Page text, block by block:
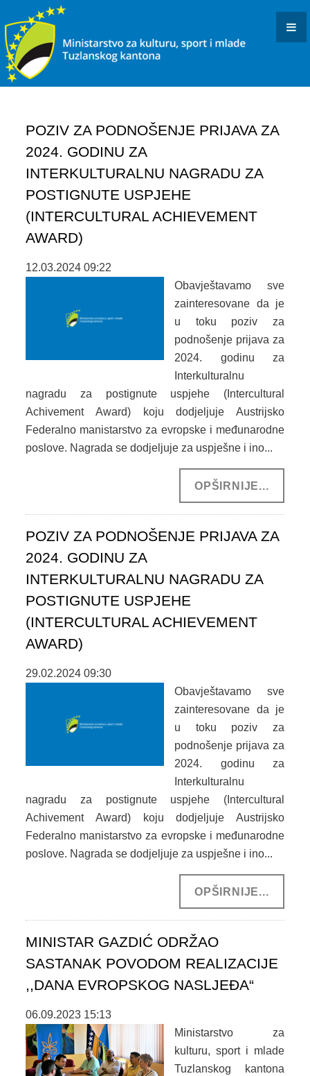
POZIV ZA PODNOŠENJE PRIJAVA ZA
2024. GODINU ZA
INTERKULTURALNU NAGRADU ZA
POSTIGNUTE USPJEHE
(INTERCULTURAL ACHIEVEMENT
AWARD)
12.03.2024 09:22
Obavještavamo sve
zainteresovane da je
u toku poziv za
podnošenje prijava za
2024. godinu za
Interkulturalnu
nagradu za postignute uspjehe (Intercultural
Achivement Award) koju dodjeljuje Austrijsko
Federalno manistarstvo za evropske i međunarodne
poslove. Nagrada se dodjeljuje za uspješne i ino...
OPŠIRNIJE...
POZIV ZA PODNOŠENJE PRIJAVA ZA
2024. GODINU ZA
INTERKULTURALNU NAGRADU ZA
POSTIGNUTE USPJEHE
(INTERCULTURAL ACHIEVEMENT
AWARD)
29.02.2024 09:30
Obavještavamo sve
zainteresovane da je
u toku poziv za
podnošenje prijava za
2024. godinu za
Interkulturalnu
nagradu za postignute uspjehe (Intercultural
Achivement Award) koju dodjeljuje Austrijsko
Federalno manistarstvo za evropske i međunarodne
poslove. Nagrada se dodjeljuje za uspješne i ino...
OPŠIRNIJE...
MINISTAR GAZDIĆ ODRŽAO
SASTANAK POVODOM REALIZACIJE
,,DANA EVROPSKOG NASLJEĐA“
06.09.2023 15:13
Ministarstvo za
kulturu, sport i mlade
Tuzlanskog kantona
KONKURSI I JAVNI POZIVI
OBAVJEŠTENJA I REZULTATI
KULTURA
USTANOVE I PREDUZEĆA KULTURE U RESORNOJ
NADLEŽNOSTI
DOKUMENTI
ARHIVISTIČKI ISPIT
OSTALO
VIJEĆA MLADIH NA PODRUČJU TK
OMLADINSKE ORGANIZACIJE
DOKUMENTI
OSTALO
DOKUMENTI
ZAKONI I PODZAKONSKI AKTI
ZAŠTITA LIČNIH PODATKAKA
SLOBODA PRISTUPA INFORMACIJAMA
ARHIVA
SPORT
KONTAKT